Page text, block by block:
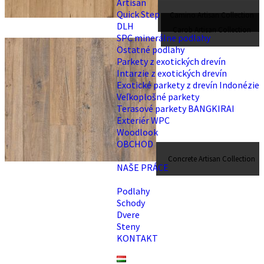
Artisan
Quick Step
DLH
SPC minerálne podlahy
Ostatné podlahy
Parkety z exotických drevín
Intarzie z exotických drevín
Exotické parkety z drevín Indonézie
Veľkoplošné parkety
Terasové parkety BANGKIRAI
Exteriér WPC
Woodlook
OBCHOD
NAŠE PRÁCE
Podlahy
Schody
Dvere
Steny
KONTAKT
Camino Artisan Collection
Carob Artisan Collection
Concrete Artisan Collection